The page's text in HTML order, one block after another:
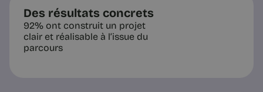
Des résultats concrets
92% ont construit un projet
clair et réalisable à l’issue du
parcours